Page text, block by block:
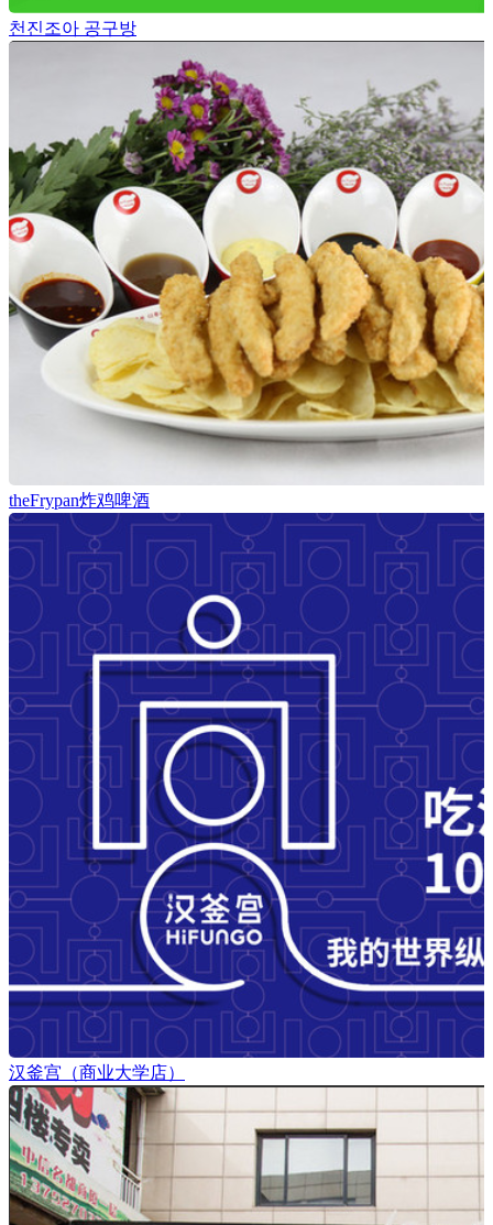
천진조아 공구방
theFrypan炸鸡啤酒
汉釜宫（商业大学店）